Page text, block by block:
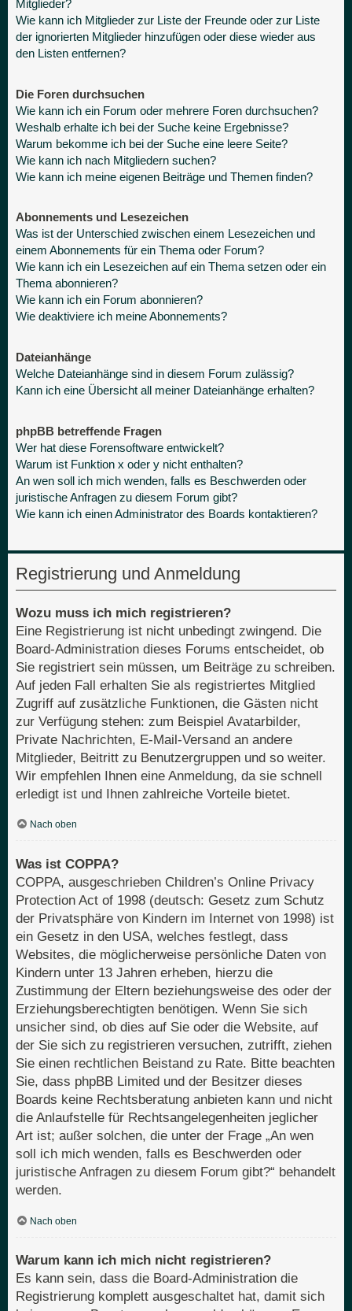
Mitglieder?
Wie kann ich Mitglieder zur Liste der Freunde oder zur Liste
der ignorierten Mitglieder hinzufügen oder diese wieder aus
den Listen entfernen?
Die Foren durchsuchen
Wie kann ich ein Forum oder mehrere Foren durchsuchen?
Weshalb erhalte ich bei der Suche keine Ergebnisse?
Warum bekomme ich bei der Suche eine leere Seite?
Wie kann ich nach Mitgliedern suchen?
Wie kann ich meine eigenen Beiträge und Themen finden?
Abonnements und Lesezeichen
Was ist der Unterschied zwischen einem Lesezeichen und
einem Abonnements für ein Thema oder Forum?
Wie kann ich ein Lesezeichen auf ein Thema setzen oder ein
Thema abonnieren?
Wie kann ich ein Forum abonnieren?
Wie deaktiviere ich meine Abonnements?
Dateianhänge
Welche Dateianhänge sind in diesem Forum zulässig?
Kann ich eine Übersicht all meiner Dateianhänge erhalten?
phpBB betreffende Fragen
Wer hat diese Forensoftware entwickelt?
Warum ist Funktion x oder y nicht enthalten?
An wen soll ich mich wenden, falls es Beschwerden oder
juristische Anfragen zu diesem Forum gibt?
Wie kann ich einen Administrator des Boards kontaktieren?
Registrierung und Anmeldung
Wozu muss ich mich registrieren?
Eine Registrierung ist nicht unbedingt zwingend. Die
Board-Administration dieses Forums entscheidet, ob
Sie registriert sein müssen, um Beiträge zu schreiben.
Auf jeden Fall erhalten Sie als registriertes Mitglied
Zugriff auf zusätzliche Funktionen, die Gästen nicht
zur Verfügung stehen: zum Beispiel Avatarbilder,
Private Nachrichten, E-Mail-Versand an andere
Mitglieder, Beitritt zu Benutzergruppen und so weiter.
Wir empfehlen Ihnen eine Anmeldung, da sie schnell
erledigt ist und Ihnen zahlreiche Vorteile bietet.
Nach oben
Was ist COPPA?
COPPA, ausgeschrieben Children’s Online Privacy
Protection Act of 1998 (deutsch: Gesetz zum Schutz
der Privatsphäre von Kindern im Internet von 1998) ist
ein Gesetz in den USA, welches festlegt, dass
Websites, die möglicherweise persönliche Daten von
Kindern unter 13 Jahren erheben, hierzu die
Zustimmung der Eltern beziehungsweise des oder der
Erziehungsberechtigten benötigen. Wenn Sie sich
unsicher sind, ob dies auf Sie oder die Website, auf
der Sie sich zu registrieren versuchen, zutrifft, ziehen
Sie einen rechtlichen Beistand zu Rate. Bitte beachten
Sie, dass phpBB Limited und der Besitzer dieses
Boards keine Rechtsberatung anbieten kann und nicht
die Anlaufstelle für Rechtsangelegenheiten jeglicher
Art ist; außer solchen, die unter der Frage „An wen
soll ich mich wenden, falls es Beschwerden oder
juristische Anfragen zu diesem Forum gibt?“ behandelt
werden.
Nach oben
Warum kann ich mich nicht registrieren?
Es kann sein, dass die Board-Administration die
Registrierung komplett ausgeschaltet hat, damit sich